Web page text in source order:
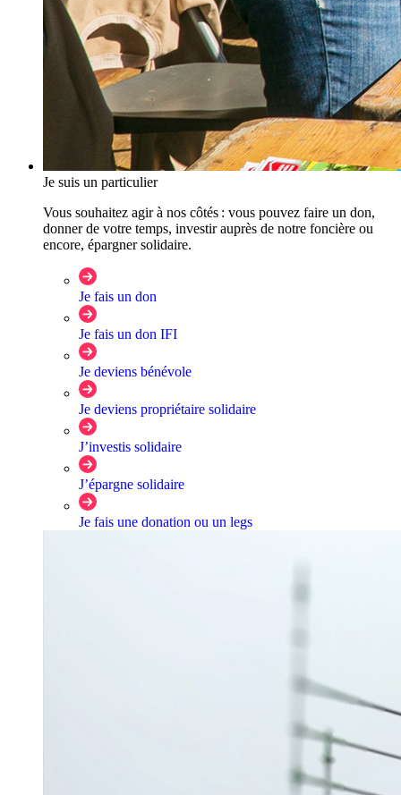
Je suis un particulier
Vous souhaitez agir à nos côtés : vous pouvez faire un don,
donner de votre temps, investir auprès de notre foncière ou
encore, épargner solidaire.
Je fais un don
Je fais un don IFI
Je deviens bénévole
Je deviens propriétaire solidaire
J’investis solidaire
J’épargne solidaire
Je fais une donation ou un legs